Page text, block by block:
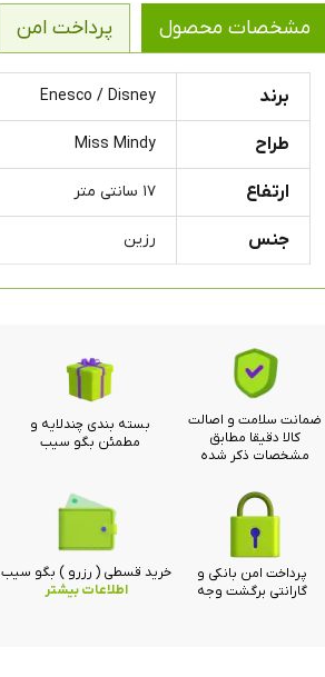
مشخصات محصول پرداخت امن
برند Enesco / Disney
طراح Miss Mindy
ارتفاع ۱۷ سانتی متر
جنس رزین
ضمانت سلامت و اصالت
کالا دقیقا مطابق
مشخصات ذکر شده
بسته بندی چندلایه و
مطمئن بگو سیب
خرید قسطی ( رزرو ) بگو سیب
اطلاعات بیشتر
پرداخت امن بانکی و
گارانتی برگشت وجه